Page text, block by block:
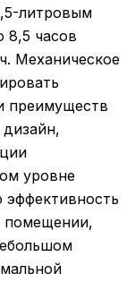
литровым
8,5 часов
Механическое
преимуществ
уровне
помещении,